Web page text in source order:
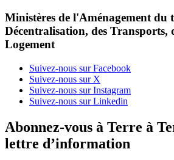
Ministères de l'Aménagement du
Décentralisation, des Transports,
Logement
Suivez-nous sur Facebook
Suivez-nous sur X
Suivez-nous sur Instagram
Suivez-nous sur Linkedin
Abonnez-vous à Terre à
lettre d’information